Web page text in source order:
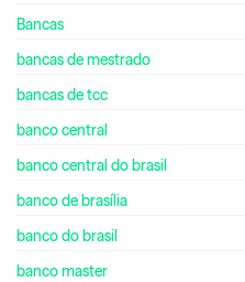
Bancas
bancas de mestrado
bancas de tcc
banco central
banco central do brasil
banco de brasília
banco do brasil
banco master